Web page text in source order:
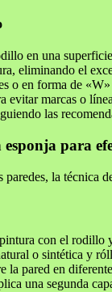
en una
eliminando el
o en forma de
evitar marcas o
las
para
paredes, la técnica
con el rodillo
o sintética y
la pared en
una segunda